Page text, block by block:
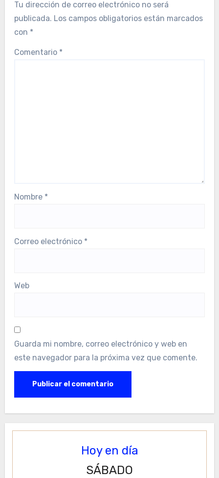
Tu dirección de correo electrónico no será
publicada. Los campos obligatorios están marcados
con *
Comentario *
Nombre *
Correo electrónico *
Web
Guarda mi nombre, correo electrónico y web en
este navegador para la próxima vez que comente.
Hoy en día
SÁBADO